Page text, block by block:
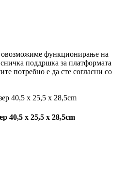
овозможиме функционирање на
поддршка за платформата
потребно е да сте согласни со
40,5 x 25,5 x 28,5cm